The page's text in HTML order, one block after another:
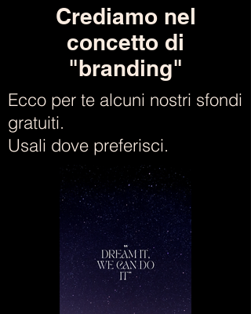
Crediamo nel
concetto di
"branding"
Ecco per te alcuni nostri sfondi
gratuiti.
Usali dove preferisci.